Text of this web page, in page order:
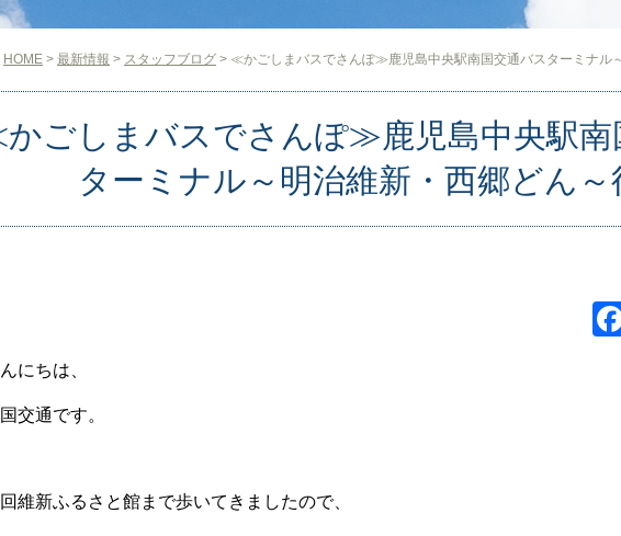
HOME > 最新情報 > スタッフブログ > ≪かごしまバスでさんぽ≫鹿児島中央駅南国交通バスターミナル
ごしまバスでさんぽ≫鹿児島中央駅南
ターミナル～明治維新・西郷どん～
にちは、
交通です。
維新ふるさと館まで歩いてきましたので、